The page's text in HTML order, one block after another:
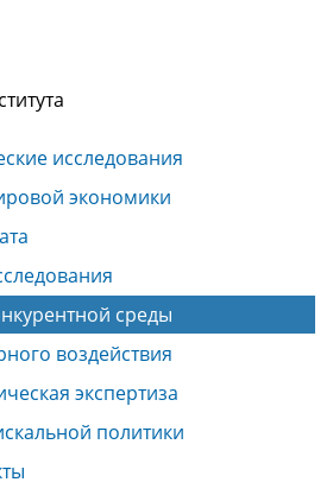
исследования
экономики
среды
воздействия
экспертиза
политики